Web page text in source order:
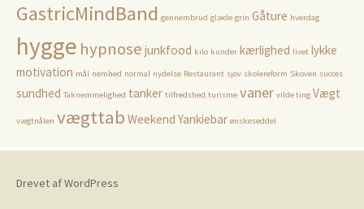
GastricMindBand gennembrud glæde grin Gåture hverdag
hygge hypnose junkfood kilo kunder kærlighed livet lykke
motivation mål nemhed normal nydelse Restaurant sjov skolereform Skoven succes
sundhed Taknemmelighed tanker tilfredshed turisme vaner vilde ting Vægt
vægtnålen vægttab Weekend Yankiebar ønskeseddel
Drevet af WordPress